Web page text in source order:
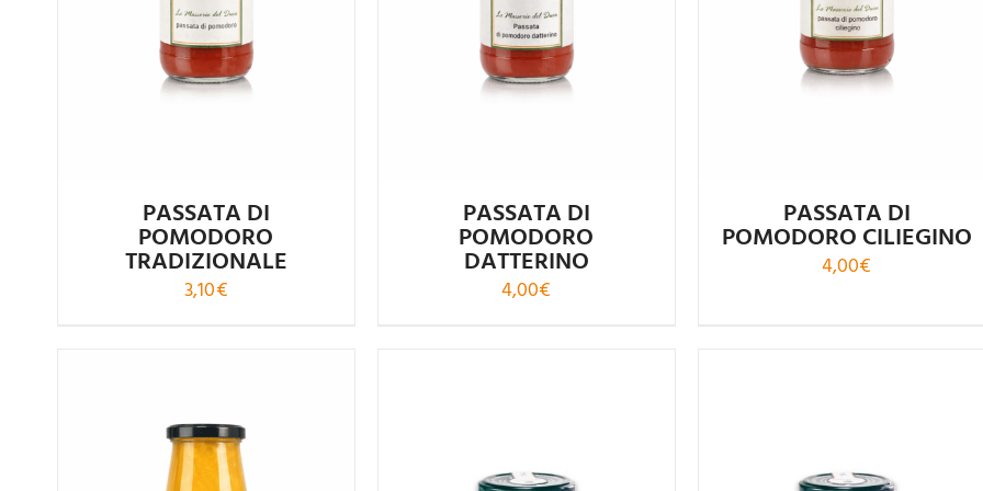
PASSATA DI
POMODORO
TRADIZIONALE
3,10€
PASSATA DI
POMODORO
DATTERINO
4,00€
PASSATA DI
POMODORO CILIEGINO
4,00€